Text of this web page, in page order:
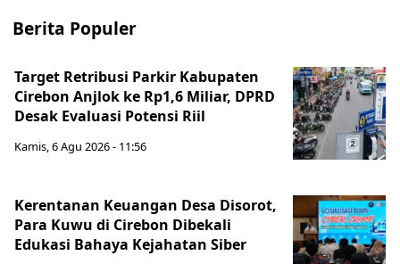
Berita Populer
Target Retribusi Parkir Kabupaten
Cirebon Anjlok ke Rp1,6 Miliar, DPRD
Desak Evaluasi Potensi Riil
Kamis, 6 Agu 2026 - 11:56
Kerentanan Keuangan Desa Disorot,
Para Kuwu di Cirebon Dibekali
Edukasi Bahaya Kejahatan Siber